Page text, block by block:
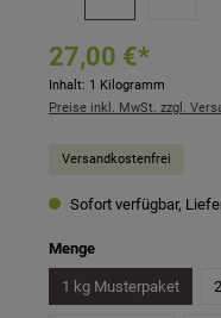
27,00 €*
Inhalt: 1 Kilogramm
Preise inkl. MwSt. zzgl.
Versandkostenfrei
Sofort verfügbar,
Mengeauswählen
1 kg Musterpaket